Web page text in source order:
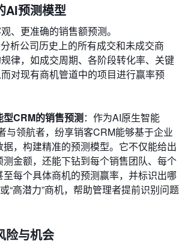
AI预测模型
、更准确的销售额预测。
析公司历史上的所有成交和未成交商
律，如成交周期、各阶段转化率、关键
对现有商机管道中的项目进行赢率预
型CRM的销售预测：作为AI原生智能
与领航者，纷享销客CRM能够基于企业
据，构建精准的预测模型。它不仅能给出
测金额，还能下钻到每个销售团队、每个
每个具体商机的预测赢率，并标识出哪
“高潜力”商机，帮助管理者提前识别问题
险与机会